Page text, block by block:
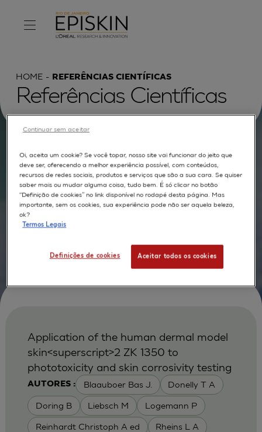
HOME REFERÊNCIAS CIENTÍFICAS
Referências Científicas
Procurar por :
TEXTO COMPLETO MODELOS APLICAÇÕES
AUTORES
AUTORES : Blaauboer Bas J. Donelly T A
Doring B Liebsch M Logemann P
Reinhardt Christoph A ed Rheins L A
Application of the human dermal model
skin<superscript>2 ZK 1350 to
phototoxicity and skin corrosivity testing
Oi, aceita um cookie? Se você topar, nosso site vai funcionar do jeito que
deve ser, oferecendo a melhor experiência possível, com conteúdos,
recursos de redes sociais, produtos e serviços que são a sua cara. Se quiser
saber mais ou mudar alguma coisa, tudo bem. É só clicar no botão
“Definição de cookies” no link disponível no rodapé desta página. Mas
importante, sem os cookies, sua experiência pode não ser aquela beleza,
ok?
Termos Legais
Definições de cookies Aceitar todos os cookies
Continuar sem aceitar